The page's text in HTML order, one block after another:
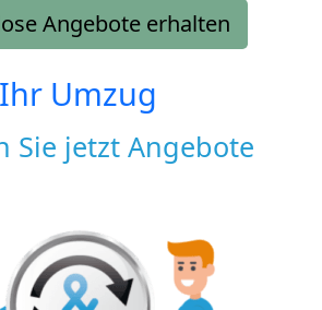
Angebote erhalten
Ihr Umzug
Sie jetzt Angebote